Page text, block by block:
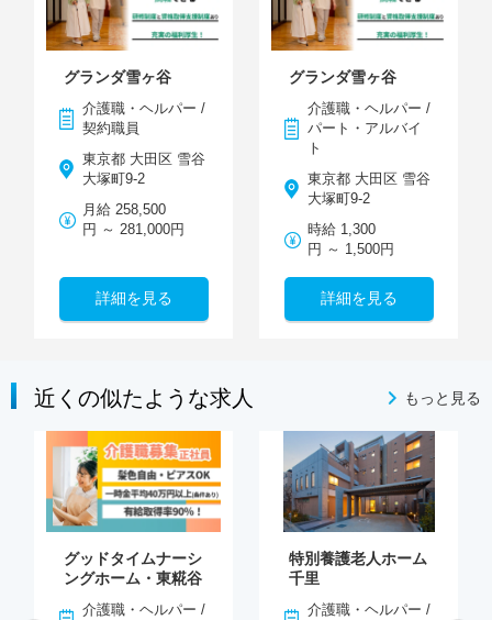
グランダ雪ヶ谷
介護職・ヘルパー /
契約職員
東京都 大田区 雪谷
大塚町9-2
月給 258,500
円 ～ 281,000円
詳細を見る
グランダ雪ヶ谷
介護職・ヘルパー /
パート・アルバイ
ト
東京都 大田区 雪谷
大塚町9-2
時給 1,300
円 ～ 1,500円
詳細を見る
近くの似たような求人 もっと見る
グッドタイムナーシ
ングホーム・東糀谷
介護職・ヘルパー /
特別養護老人ホーム
千里
介護職・ヘルパー /